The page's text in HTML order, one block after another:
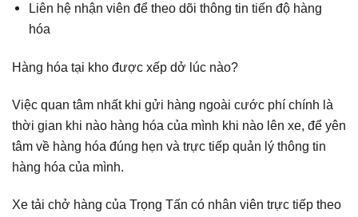
Liên hệ nhận viên để theo dõi thông tin tiến độ hàng
hóa
Hàng hóa tại kho được xếp dở lúc nào?
Việc quan tâm nhất khi gửi hàng ngoài cước phí chính là
thời gian khi nào hàng hóa của mình khi nào lên xe, để yên
tâm về hàng hóa đúng hẹn và trực tiếp quản lý thông tin
hàng hóa của mình.
Xe tải chở hàng của Trọng Tấn có nhân viên trực tiếp theo